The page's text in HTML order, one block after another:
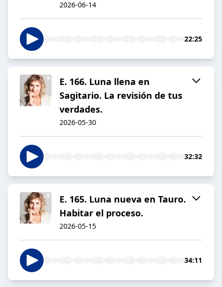
2026-06-14
22:25
E. 166. Luna llena en
Sagitario. La revisión de tus
verdades.
2026-05-30
32:32
E. 165. Luna nueva en Tauro.
Habitar el proceso.
2026-05-15
34:11